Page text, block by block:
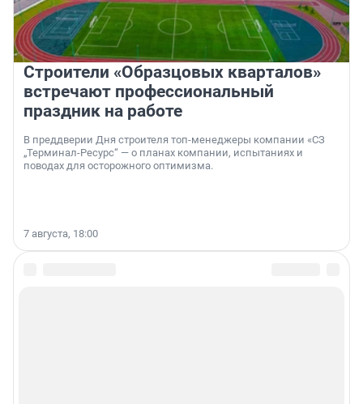
Строители «Образцовых кварталов»
встречают профессиональный
праздник на работе
В преддверии Дня строителя топ-менеджеры компании «СЗ
„Терминал-Ресурс“ — о планах компании, испытаниях и
поводах для осторожного оптимизма.
7 августа, 18:00